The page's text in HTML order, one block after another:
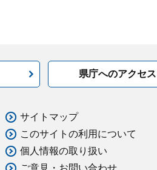
県庁へのアクセス
サイトマップ
このサイトの利用について
個人情報の取り扱い
ご意見・お問い合わせ